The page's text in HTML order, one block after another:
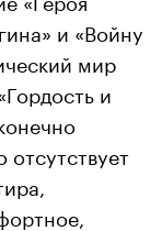
и «Войну
мир
и